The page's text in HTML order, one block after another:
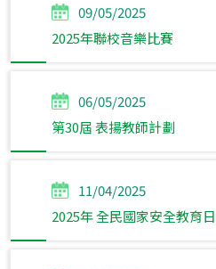
09/05/2025
2025年聯校音樂比賽
06/05/2025
第30屆 表揚教師計劃
11/04/2025
2025年 全民國家安全教育日